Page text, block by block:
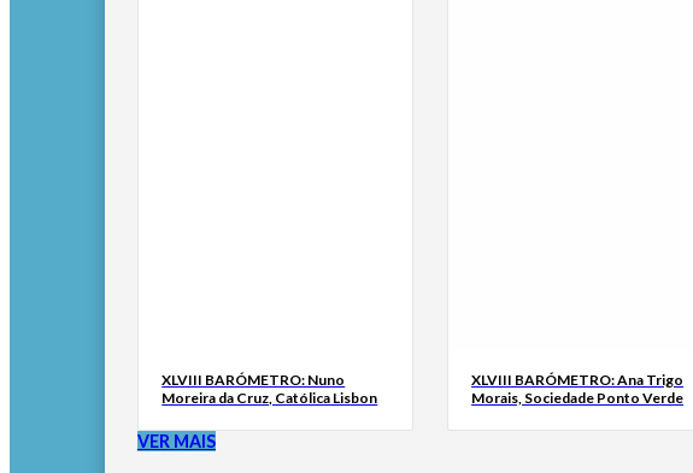
XLVIII BARÓMETRO: Nuno
Moreira da Cruz, Católica Lisbon
XLVIII BARÓMETRO: Ana Trigo
Morais, Sociedade Ponto Verde
VER MAIS